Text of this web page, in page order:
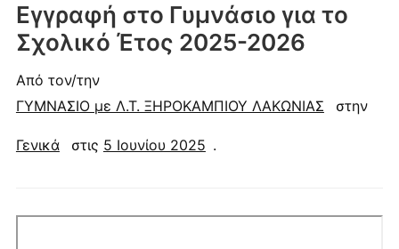
Εγγραφή στο Γυμνάσιο για το
Σχολικό Έτος 2025-2026
Από τον/την
ΓΥΜΝΑΣΙΟ με Λ.Τ. ΞΗΡΟΚΑΜΠΙΟΥ ΛΑΚΩΝΙΑΣ
στην
Γενικά στις 5 Ιουνίου 2025 .